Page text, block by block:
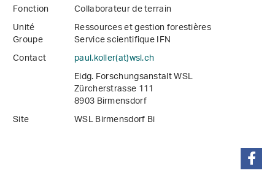
Fonction
Collaborateur de terrain
Unité
Ressources et gestion forestières
Groupe
Service scientifique IFN
Contact
paul.koller(at)wsl.ch
Eidg. Forschungsanstalt WSL
Zürcherstrasse 111
8903 Birmensdorf
Site
WSL Birmensdorf Bi